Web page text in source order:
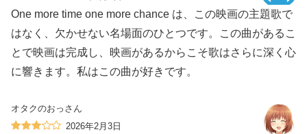
One more time one more chance は、この映画の主題歌で
はなく、欠かせない名場面のひとつです。この曲があるこ
とで映画は完成し、映画があるからこそ歌はさらに深く心
に響きます。私はこの曲が好きです。
オタクのおっさん
2026年2月3日